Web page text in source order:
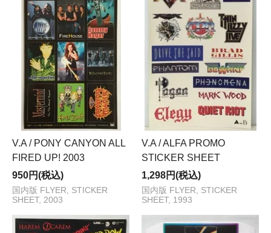
V.A / PONY CANYON ALL
FIRED UP! 2003
950円(税込)
国内版 FLYER, STICKER
SHEET, 2003
V.A / ALFA PROMO
STICKER SHEET
1,298円(税込)
国内版 FLYER, STICKER
SHEET, 1993